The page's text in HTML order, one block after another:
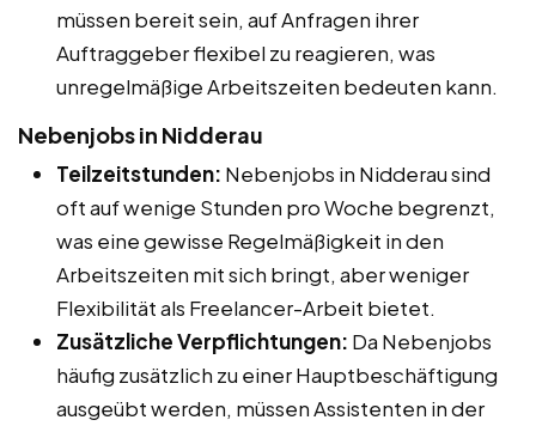
müssen bereit sein, auf Anfragen ihrer
Auftraggeber flexibel zu reagieren, was
unregelmäßige Arbeitszeiten bedeuten kann.
Nebenjobs in Nidderau
Teilzeitstunden: Nebenjobs in Nidderau sind
oft auf wenige Stunden pro Woche begrenzt,
was eine gewisse Regelmäßigkeit in den
Arbeitszeiten mit sich bringt, aber weniger
Flexibilität als Freelancer-Arbeit bietet.
Zusätzliche Verpflichtungen: Da Nebenjobs
häufig zusätzlich zu einer Hauptbeschäftigung
ausgeübt werden, müssen Assistenten in der